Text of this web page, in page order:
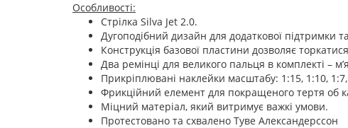
Особливості:
Стрілка Silva Jet 2.0.
Дугоподібний дизайн для додаткової підтримки та
Конструкція базової пластини дозволяє
Два ремінці для великого пальця в комплекті –
Прикріплювані наклейки масштабу: 1:15, 1:10,
Фрикційний елемент для покращеного тертя об
Міцний матеріал, який витримує важкі умови.
Протестовано та схвалено Туве Александерссон